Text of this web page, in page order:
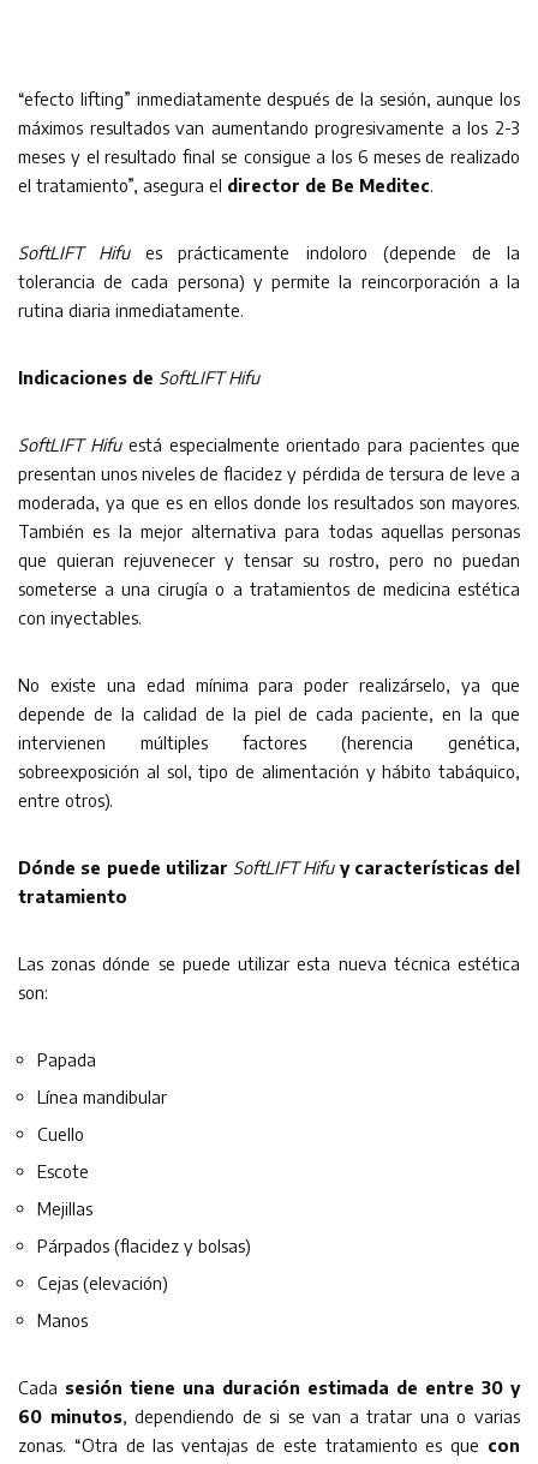
“efecto lifting” inmediatamente después de la sesión, aunque los
máximos resultados van aumentando progresivamente a los 2-3
meses y el resultado final se consigue a los 6 meses de realizado
el tratamiento”, asegura el director de Be Meditec.
SoftLIFT Hifues prácticamente indoloro (depende de la
tolerancia de cada persona) y permite la reincorporación a la
rutina diaria inmediatamente.
Indicaciones de SoftLIFT Hifu
SoftLIFT Hifuestá especialmente orientado para pacientes que
presentan unos niveles de flacidez y pérdida de tersura de leve a
moderada, ya que es en ellos donde los resultados son mayores.
También es la mejor alternativa para todas aquellas personas
que quieran rejuvenecer y tensar su rostro, pero no puedan
someterse a una cirugía o a tratamientos de medicina estética
con inyectables.
No existe una edad mínima para poder realizárselo, ya que
depende de la calidad de la piel de cada paciente, en la que
intervienen múltiples factores (herencia genética,
sobreexposición al sol, tipo de alimentación y hábito tabáquico,
entre otros).
Dónde se puede utilizar SoftLIFT Hifuy características del
tratamiento
Las zonas dónde se puede utilizar esta nueva técnica estética
son:
Papada
Línea mandibular
Cuello
Escote
Mejillas
Párpados (flacidez y bolsas)
Cejas (elevación)
Manos
Cada sesión tiene una duración estimada de entre 30 y
60 minutos, dependiendo de si se van a tratar una o varias
zonas. “Otra de las ventajas de este tratamiento es que con